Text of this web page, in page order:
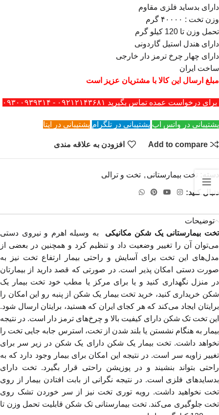
دارای بدساید فلزی مقاوم
وزن تخت : ۴۰۰۰۰ گرم
تحمل وزن تا 120 کیلو گرم
دارای هندل استیل گاردونی
دارای چهار چرخ ترمز دار خارجی
ساخت ایران
مبلغ ارسال این کالا با مشتریان عزیز است
برای درخواست عمده تماس بگیرید ۰۹۲۱۲۱۴۳۶۸۱ - ۰۹۳۰۰۹۳۹۳۱۴
پشتیبانی در واتس اپ پشتیبانی در تلگرام پشتیبانی در ایتا
Add to compare افزودن به علاقه مندی
تخت بیمارستانی , تخت و ترالی
دنبال کنید:
توضیحات
تخت بیمارستانی یک شکن مکانیکی
به وسیله اهرم و نیروی دستی
می‌توان آن را تغییر وضعیت داد و تنظیم کرد و همچنین در بعضی از
مدل‌های این تخت برای آسایش و راحتی بیمار ارتفاع تخت نیز به
صورت دستی امکان پذیر است. در صورتی که قصد دارید از بیمارتان
در منزل نگهداری کنید و یا برای مرکز یا مطب خود تخت بیمار یک
شکن خریداری کنید، خرید تخت بیمار یک شکن از پنبه رو این امکان را
برایتان ایجاد می‌کند که هر کجای ایران که هستید، برایتان ارسال شود.
این تخت تک شکن دارای کیفیت بالا و چرخ‌های ترمز دار است. در نتیجه
بیمار به هنگام نشستن یا بلند شدن از تخت، استرس جابه جایی تخت را
نخواهد داشت. تخت بیمار یک شکن دارای یک شکن در زیر سر برای
تغییر زاویه سر است. در نتیجه این امکان برای بیمار وجود دارد که به
راحتی بتواند بنشیند و در پوزیشن راحتی قرار بگیرد. تخت دارای
بدسایدهای فلزی است. در نتیجه نگرانی از بابت افتادن بیمار از روی
تخت نخواهید داشت. رویه توری تخت نیز از سر خوردن تشک روی
تخت جلوگیری می‌کند. تخت بیمارستانی تک شکن قابلیت تحمل وزن تا